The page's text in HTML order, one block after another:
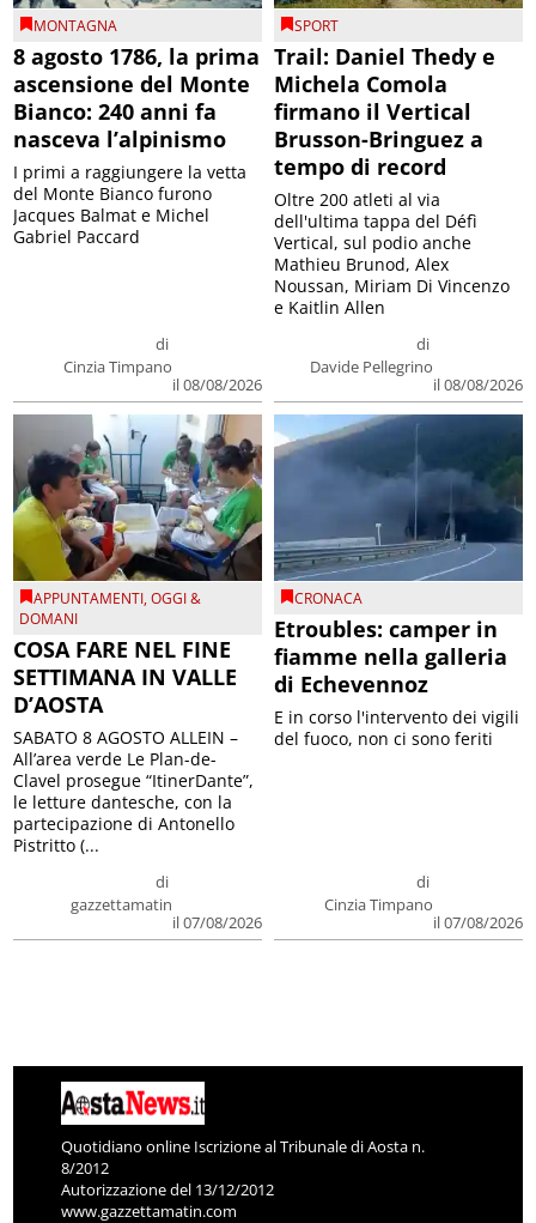
MONTAGNA
8 agosto 1786, la prima
ascensione del Monte
Bianco: 240 anni fa
nasceva l’alpinismo
di
Cinzia Timpano
il 08/08/2026
I primi a raggiungere la vetta
del Monte Bianco furono
Jacques Balmat e Michel
Gabriel Paccard
SPORT
Trail: Daniel Thedy e
Michela Comola
firmano il Vertical
Brusson-Bringuez a
tempo di record
di
Davide Pellegrino
il 08/08/2026
Oltre 200 atleti al via
dell'ultima tappa del Défì
Vertical, sul podio anche
Mathieu Brunod, Alex
Noussan, Miriam Di Vincenzo
e Kaitlin Allen
APPUNTAMENTI,OGGI &
DOMANI
COSA FARE NEL FINE
SETTIMANA IN VALLE
D’AOSTA
di
gazzettamatin
il 07/08/2026
SABATO 8 AGOSTO ALLEIN –
All’area verde Le Plan-de-
Clavel prosegue “ItinerDante”,
le letture dantesche, con la
partecipazione di Antonello
Pistritto (...
CRONACA
Etroubles: camper in
fiamme nella galleria
di Echevennoz
di
Cinzia Timpano
il 07/08/2026
E in corso l'intervento dei vigili
del fuoco, non ci sono feriti
Quotidiano online Iscrizione al Tribunale di Aosta n.
8/2012
Autorizzazione del 13/12/2012
www.gazzettamatin.com